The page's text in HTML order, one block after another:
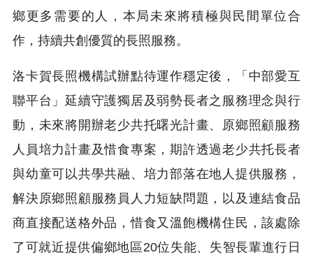
鄉更多需要的人，本局未來將積極與民間單位合
作，持續共創優質的長照服務。
洛卡賀長照機構試辦點待運作穩定後，「中部愛互
聯平台」延續守護獨居及弱勢長者之服務理念與行
動，未來將開辦老少共托曙光計畫、原鄉照顧服務
人員培力計畫及惜食專案，期許透過老少共托長者
與幼童可以共學共融、培力部落在地人提供服務，
解決原鄉照顧服務員人力短缺問題，以及連結食品
商直接配送格外品，惜食又溫飽機構住民，該處除
了可就近提供偏鄉地區20位失能、失智長輩進行日